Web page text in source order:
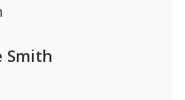
Smith